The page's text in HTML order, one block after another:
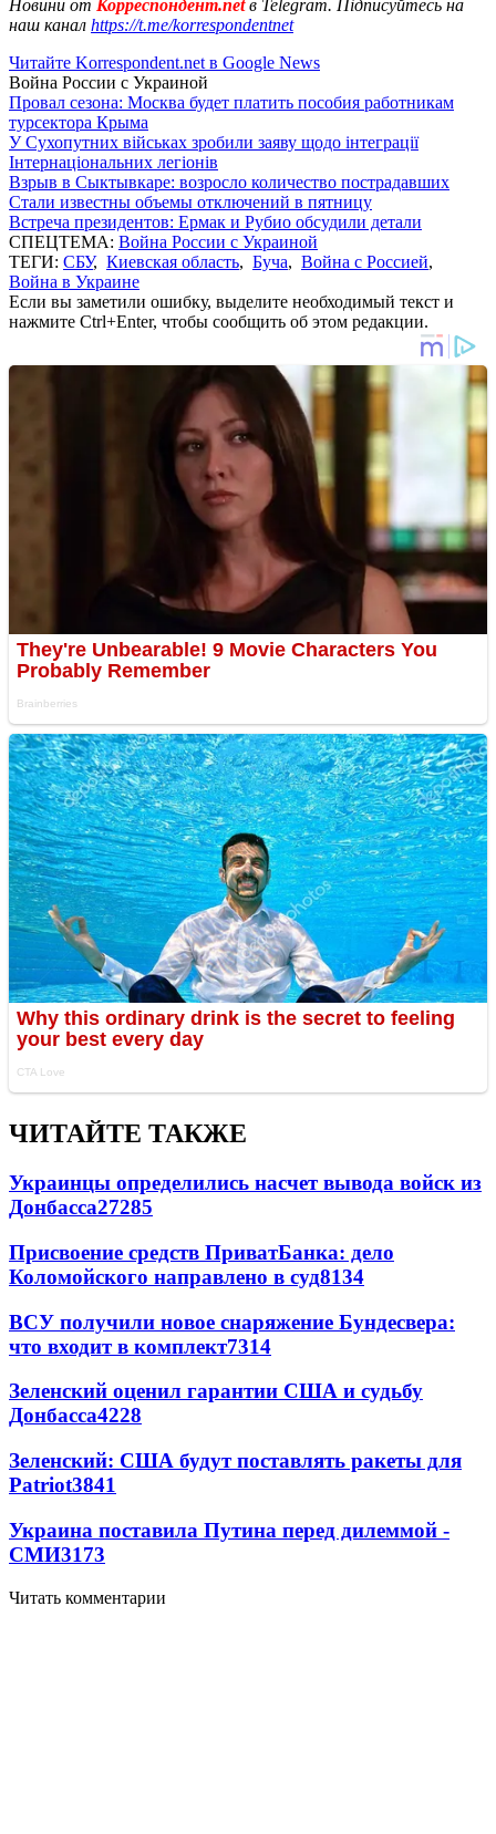
Новини от Корреспондент.netв Telegram. Підписуйтесь на
наш канал https://t.me/korrespondentnet
Читайте Korrespondent.net в Google News
Война России с Украиной
Провал сезона: Москва будет платить пособия работникам
турсектора Крыма
У Сухопутних військах зробили заяву щодо інтеграції
Інтернаціональних легіонів
Взрыв в Сыктывкаре: возросло количество пострадавших
Стали известны объемы отключений в пятницу
Встреча президентов: Ермак и Рубио обсудили детали
СПЕЦТЕМА: Война России с Украиной
ТЕГИ: СБУ, Киевская область, Буча, Война с Россией,
Война в Украине
Если вы заметили ошибку, выделите необходимый текст и
нажмите Ctrl+Enter, чтобы сообщить об этом редакции.
ЧИТАЙТЕ ТАКЖЕ
Украинцы определились насчет вывода войск из
Донбасса27285
Присвоение средств ПриватБанка: дело
Коломойского направлено в суд8134
ВСУ получили новое снаряжение Бундесвера:
что входит в комплект7314
Зеленский оценил гарантии США и судьбу
Донбасса4228
Зеленский: США будут поставлять ракеты для
Patriot3841
Украина поставила Путина перед дилеммой -
СМИ3173
Читать комментарии